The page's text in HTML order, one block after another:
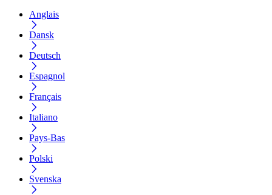
Anglais
Dansk
Deutsch
Espagnol
Français
Italiano
Pays-Bas
Polski
Svenska